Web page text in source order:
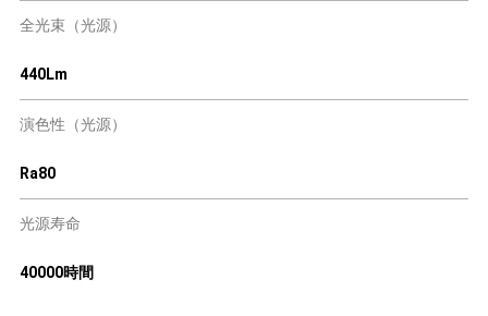
全光束（光源）
440Lm
演色性（光源）
Ra80
光源寿命
40000時間